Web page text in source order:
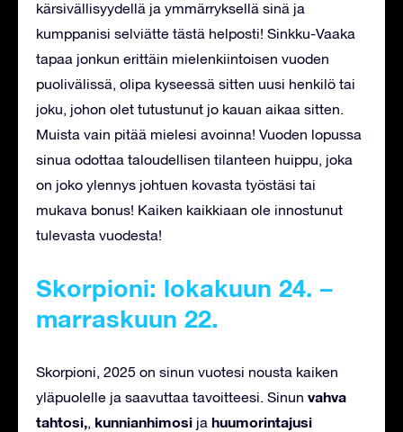
kärsivällisyydellä ja ymmärryksellä sinä ja
kumppanisi selviätte tästä helposti! Sinkku-Vaaka
tapaa jonkun erittäin mielenkiintoisen vuoden
puolivälissä, olipa kyseessä sitten uusi henkilö tai
joku, johon olet tutustunut jo kauan aikaa sitten.
Muista vain pitää mielesi avoinna! Vuoden lopussa
sinua odottaa taloudellisen tilanteen huippu, joka
on joko ylennys johtuen kovasta työstäsi tai
mukava bonus! Kaiken kaikkiaan ole innostunut
tulevasta vuodesta!
Skorpioni: lokakuun 24. –
marraskuun 22.
Skorpioni, 2025 on sinun vuotesi nousta kaiken
yläpuolelle ja saavuttaa tavoitteesi. Sinun vahva
tahtosi,, kunnianhimosi ja huumorintajusi